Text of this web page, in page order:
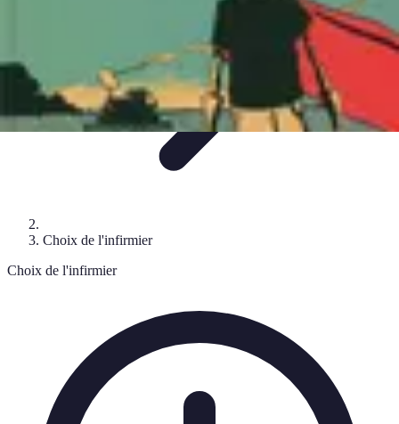
Choix de l'infirmier
Choix de l'infirmier